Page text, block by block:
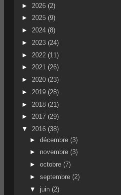
► 2026 (2)
► 2025 (9)
► 2024 (8)
► 2023 (24)
► 2022 (11)
► 2021 (26)
► 2020 (23)
► 2019 (28)
► 2018 (21)
► 2017 (29)
▼ 2016 (38)
► décembre (3)
► novembre (3)
► octobre (7)
► septembre (2)
▼ juin (2)